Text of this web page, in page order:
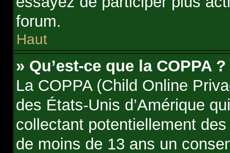
forum.
Haut
» Qu’est-ce que la COPPA ?
La COPPA (Child Online
des États-Unis d’Amérique
collectant potentiellement
de moins de 13 ans un